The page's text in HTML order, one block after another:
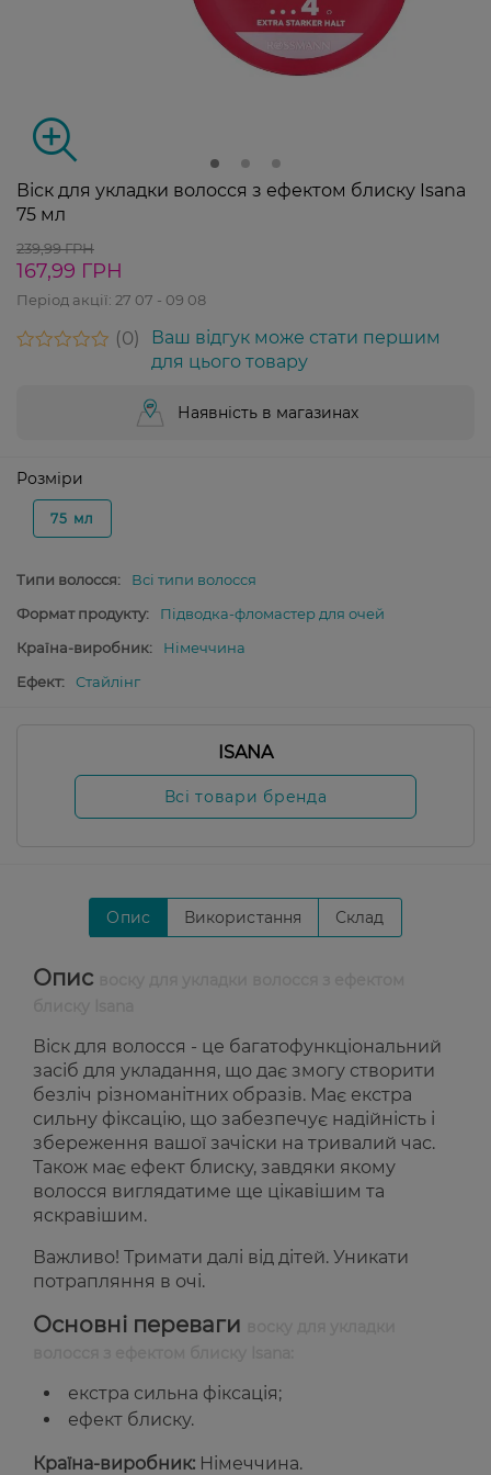
Віск для укладки волосся з ефектом блиску Isana
75 мл
239,99 ГРН
167,99 ГРН
Період акції: 27 07 - 09 08
0
Ваш відгук може стати першим
для цього товару
Наявність в магазинах
Розміри
75 мл
Типи волосся:
Всі типи волосся
Формат продукту:
Підводка-фломастер для очей
Країна-виробник:
Німеччина
Ефект:
Стайлінг
ISANA
Всі товари бренда
Опис Використання Склад
Опис
Віск для волосся - це багатофункціональний
засіб для укладання, що дає змогу створити
безліч різноманітних образів. Має екстра
сильну фіксацію, що забезпечує надійність і
збереження вашої зачіски на тривалий час.
Також має ефект блиску, завдяки якому
волосся виглядатиме ще цікавішим та
яскравішим.
Важливо! Тримати далі від дітей. Уникати
потрапляння в очі.
Основні переваги
екстра сильна фіксація;
ефект блиску.
Країна-виробник: Німеччина.